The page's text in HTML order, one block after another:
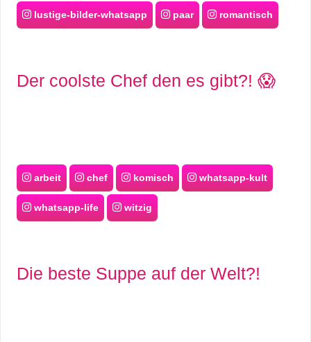
lustige-bilder-whatsapp paar romantisch
Der coolste Chef den es gibt?! 😱
arbeit chef komisch whatsapp-kult
whatsapp-life witzig
Die beste Suppe auf der Welt?!